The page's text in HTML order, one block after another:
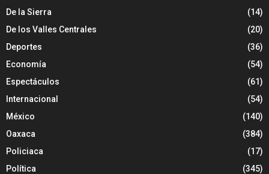
De la Sierra
(14)
De los Valles Centrales
(20)
Deportes
(36)
Economía
(54)
Espectáculos
(61)
Internacional
(54)
México
(140)
Oaxaca
(384)
Policiaca
(17)
Política
(345)